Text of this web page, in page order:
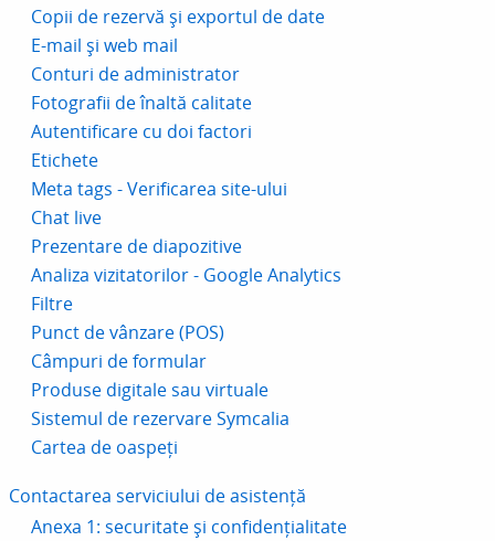
Copii de rezervă și exportul de date
E-mail și web mail
Conturi de administrator
Fotografii de înaltă calitate
Autentificare cu doi factori
Etichete
Meta tags - Verificarea site-ului
Chat live
Prezentare de diapozitive
Analiza vizitatorilor - Google Analytics
Filtre
Punct de vânzare (POS)
Câmpuri de formular
Produse digitale sau virtuale
Sistemul de rezervare Symcalia
Cartea de oaspeți
Contactarea serviciului de asistență
Anexa 1: securitate și confidențialitate